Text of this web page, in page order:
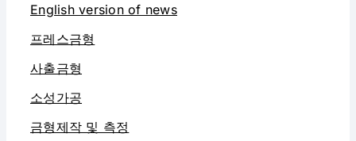
English version of news
프레스금형
사출금형
소성가공
금형제작 및 측정